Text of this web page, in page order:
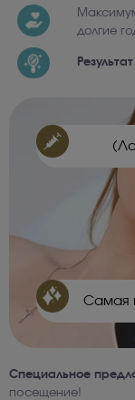
долгие
Самая
Специальное
посещение!